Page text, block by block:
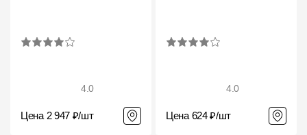
4.0
Цена 2 947 ₽/шт
4.0
Цена 624 ₽/шт